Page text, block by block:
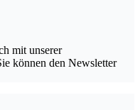
mit unserer
können den Newsletter